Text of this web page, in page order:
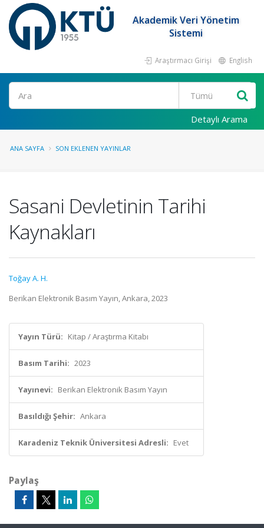
Akademik Veri Yönetim
Sistemi
Araştırmacı Girişi English
Ara
Detaylı Arama
ANA SAYFA SON EKLENEN YAYINLAR
Sasani Devletinin Tarihi
Kaynakları
Toğay A. H.
Berikan Elektronik Basım Yayın, Ankara, 2023
Yayın Türü: Kitap / Araştırma Kitabı
Basım Tarihi: 2023
Yayınevi: Berikan Elektronik Basım Yayın
Basıldığı Şehir: Ankara
Karadeniz Teknik Üniversitesi Adresli: Evet
Paylaş